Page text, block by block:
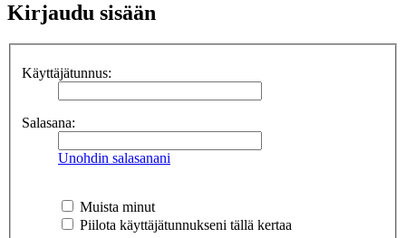
Kirjaudu sisään
Käyttäjätunnus:
Salasana:
Unohdin salasanani
Muista minut
Piilota käyttäjätunnukseni tällä kertaa